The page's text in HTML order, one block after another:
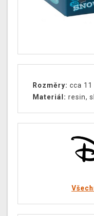
Rozměry: cca 11
Materiál: resin,